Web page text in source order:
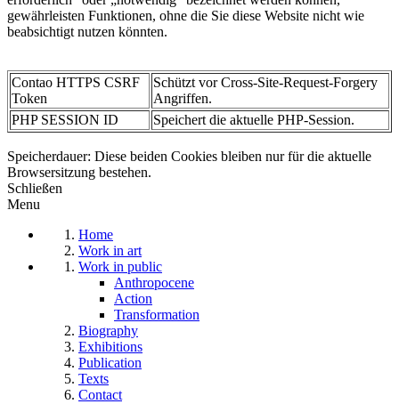
gewährleisten Funktionen, ohne die Sie diese Website nicht wie
beabsichtigt nutzen könnten.
Contao HTTPS CSRF
Token
Schützt vor Cross-Site-Request-Forgery
Angriffen.
PHP SESSION ID
Speichert die aktuelle PHP-Session.
Speicherdauer: Diese beiden Cookies bleiben nur für die aktuelle
Browsersitzung bestehen.
Schließen
Menu
Home
Work in art
Work in public
Anthropocene
Action
Transformation
Biography
Exhibitions
Publication
Texts
Contact